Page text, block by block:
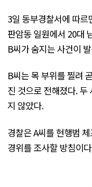
3일 동부경찰서에 따
판암동 일원에서 20대
B씨가 숨지는 사건이
B씨는 목 부위를 찔려
진 것으로 전해졌다. 두
지 않았다.
경찰은 A씨를 현행범
경위를 조사할 방침이